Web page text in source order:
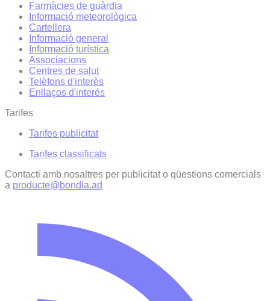
Farmàcies de guàrdia
Informació meteorològica
Cartellera
Informació general
Informació turística
Associacions
Centres de salut
Telèfons d'interès
Enllaços d'interés
Tarifes
Tarifes publicitat
Tarifes classificats
Contacti amb nosaltres per publicitat o qüestions comercials
a producte@bondia.ad